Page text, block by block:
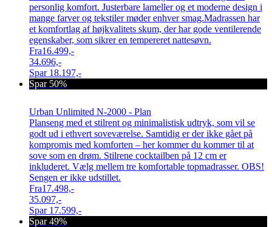
personlig komfort. Justerbare lameller og et moderne design i
mange farver og tekstiler møder enhver smag.Madrassen har
et komfortlag af højkvalitets skum, der har gode ventilerende
egenskaber, som sikrer en tempereret nattesøvn.
Fra16.499,-
34.696,-
Spar 18.197,-
Spar 50%
Urban Unlimited N-2000 - Plan
Planseng med et stilrent og minimalistisk udtryk, som vil se
godt ud i ethvert soveværelse. Samtidig er der ikke gået på
kompromis med komforten – her kommer du kommer til at
sove som en drøm. Stilrene cocktailben på 12 cm er
inkluderet. Vælg mellem tre komfortable topmadrasser. OBS!
Sengen er ikke udstillet.
Fra17.498,-
35.097,-
Spar 17.599,-
Spar 49%